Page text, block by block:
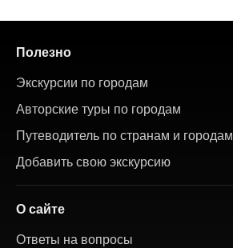
Полезно
Экскурсии по городам
Авторские туры по городам
Путеводитель по странам и городам
Добавить свою экскурсию
О сайте
Ответы на вопросы